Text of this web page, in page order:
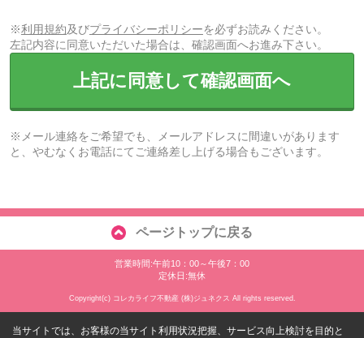
※利用規約及びプライバシーポリシーを必ずお読みください。
左記内容に同意いただいた場合は、確認画面へお進み下さい。
上記に同意して確認画面へ
※メール連絡をご希望でも、メールアドレスに間違いがあります
と、やむなくお電話にてご連絡差し上げる場合もございます。
ページトップに戻る
営業時間:午前10：00～午後7：00
定休日:無休
Copyright(c) コレカライフ不動産 (株)ジュネクス All rights reserved.
当サイトでは、お客様の当サイト利用状況把握、サービス向上検討を目的と